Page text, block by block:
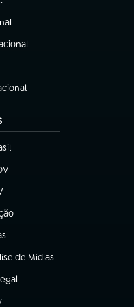
aba)
aba)
aba)
aba)
aba)
aba)
aba)
de Mídias